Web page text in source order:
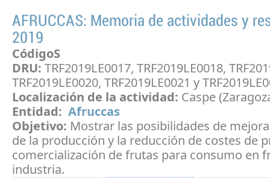
AFRUCCAS: Memoria de actividades y
2019
CódigoS
DRU: TRF2019LE0017, TRF2019LE0018,
TRF2019LE0020, TRF2019LE0021 y
Localización de la actividad: Caspe
Entidad: Afruccas
Objetivo: Mostrar las posibilidades de
de la producción y la reducción de costes de
comercialización de frutas para consumo en
industria.